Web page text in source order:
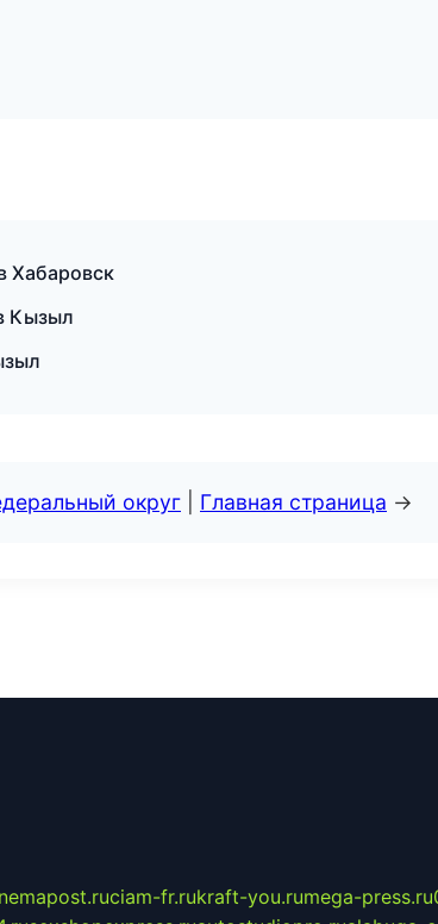
Хабаровск
Кызыл
округ Главная страница →
ciam-fr.rukraft-you.rumega-press.ru